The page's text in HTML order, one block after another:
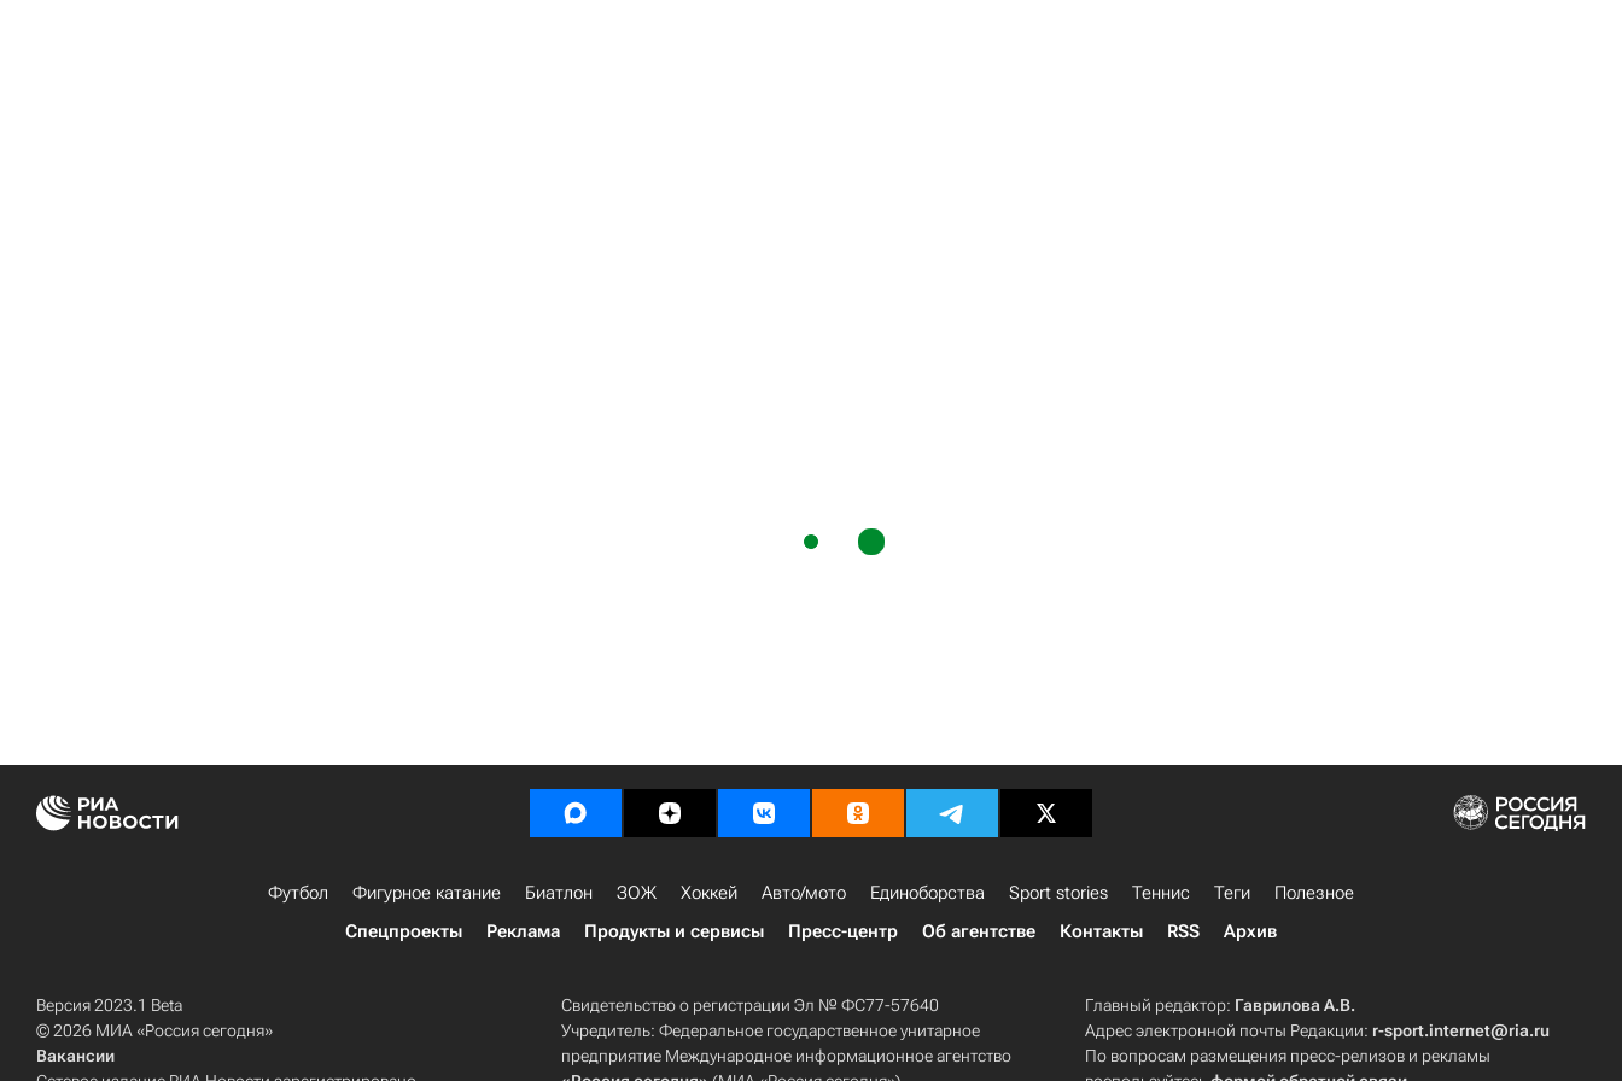
Футбол Фигурное катание Биатлон ЗОЖ Хоккей Авто/мото Единоборства Sport stories Теннис Теги
Полезное
Спецпроекты
Реклама Продукты и сервисы Пресс-центр Об агентстве Контакты RSS Архив
Версия 2023.1 Beta
© 2026 МИА «Россия сегодня»
Вакансии
Свидетельство о регистрации Эл № ФС77-57640
Учредитель: Федеральное государственное унитарное
предприятие Международное информационное агентство
Главный редактор: Гаврилова А.В.
Адрес электронной почты Редакции: r-sport.internet@ria.ru
По вопросам размещения пресс-релизов и рекламы